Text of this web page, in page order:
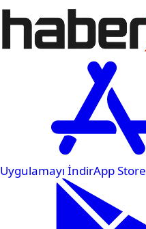
Uygulamayı İndirApp Store